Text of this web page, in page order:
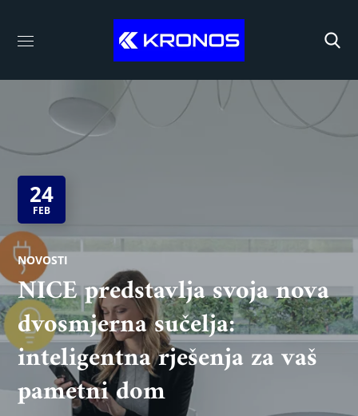
24
FEB
NOVOSTI
NICE predstavlja svoja nova
dvosmjerna sučelja:
inteligentna rješenja za vaš
pametni dom